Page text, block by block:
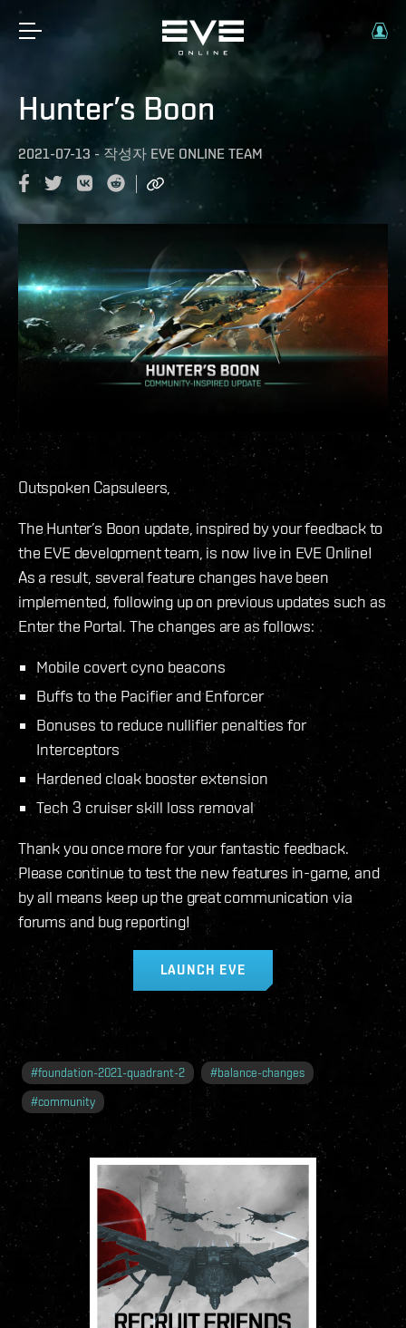
Hunter’s Boon
2021-07-13 - 작성자 EVE ONLINE TEAM
Outspoken Capsuleers,
The Hunter’s Boon update, inspired by your feedback to
the EVE development team, is now live in EVE Online!
As a result, several feature changes have been
implemented, following up on previous updates such as
Enter the Portal. The changes are as follows:
Mobile covert cyno beacons
Buffs to the Pacifier and Enforcer
Bonuses to reduce nullifier penalties for
Interceptors
Hardened cloak booster extension
Tech 3 cruiser skill loss removal
Thank you once more for your fantastic feedback.
Please continue to test the new features in-game, and
by all means keep up the great communication via
forums and bug reporting!
LAUNCH EVE
#foundation-2021-quadrant-2 #balance-changes
#community